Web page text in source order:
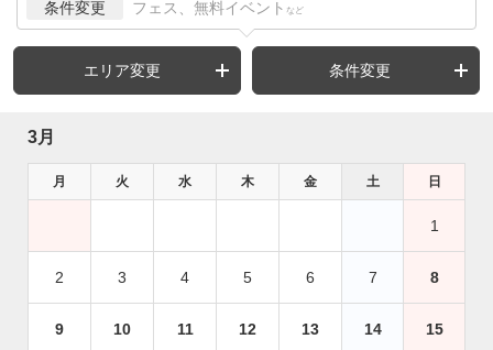
条件変更 フェス、無料イベント など
エリア変更 条件変更
3月
月 火 水 木 金 土 日
1
2 3 4 5 6 7 8
9 10 11 12 13 14 15